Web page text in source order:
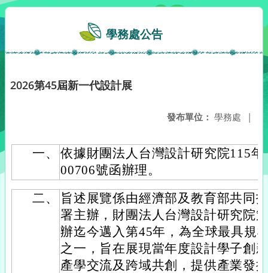
學務處公告
2026第45屆新一代設計展
發布單位： 學務處 |
一、
依據財團法人台灣設計研究院115
00706號函辦理。
二、
旨述展覽係由經濟部及教育部共同
署主辦，財團法人台灣設計研究院
辦迄今邁入第45年，為全球最具規
之一，旨在展現當年度設計學子創
產學交流及跨域共創，提供產業發